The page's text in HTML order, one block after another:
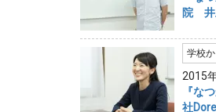
院 井
学校
2015
『な
社